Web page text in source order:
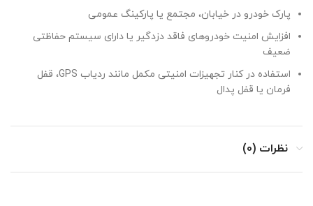
پارک خودرو در خیابان، مجتمع یا پارکینگ عمومی
افزایش امنیت خودروهای فاقد دزدگیر یا دارای سیستم حفاظتی
ضعیف
استفاده در کنار تجهیزات امنیتی مکمل مانند ردیاب GPS، قفل
فرمان یا قفل پدال
نظرات (0)